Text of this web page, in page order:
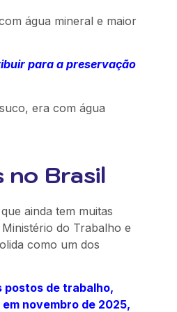
água mineral e maior
para a preservação
era com água
no Brasil
ainda tem muitas
do Trabalho e
como um dos
postos de trabalho,
novembro de 2025,